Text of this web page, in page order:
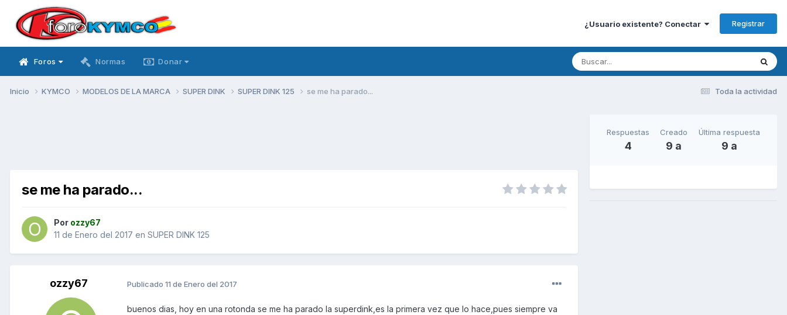
¿Usuario existente? Conectar Registrar
Foros Normas Donar
Toda la actividad
Inicio KYMCO MODELOS DE LA MARCA SUPER DINK SUPER DINK 125 se me ha parado...
se me ha parado...
Por ozzy67
11 de Enero del 2017 en SUPER DINK 125
ozzy67 Publicado 11 de Enero del 2017
buenos dias, hoy en una rotonda se me ha parado la superdink,es la primera vez que lo hace,pues siempre va
Respuestas
4
Creado
9 a
Última respuesta
9 a